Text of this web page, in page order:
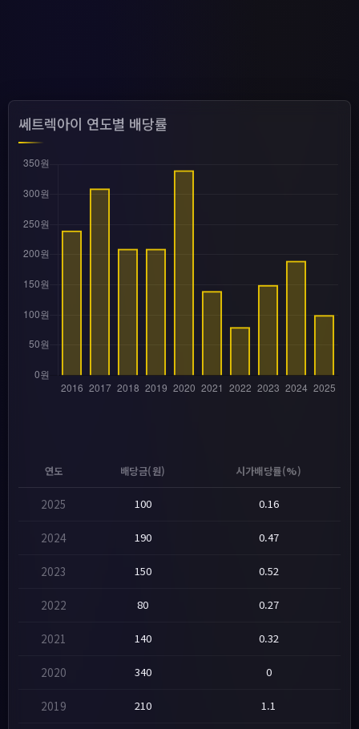
쎄트렉아이 연도별 배당률
연도 배당금(원) 시가배당률(%)
2025 100 0.16
2024 190 0.47
2023 150 0.52
2022 80 0.27
2021 140 0.32
2020 340 0
2019 210 1.1